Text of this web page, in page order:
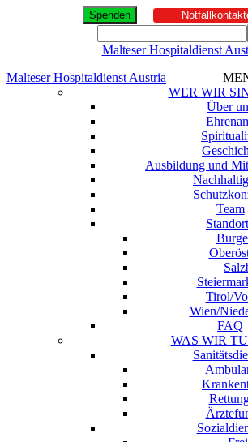
Spenden
Malteser Hospitaldienst
Malteser Hospitaldienst Austria
WER WIR
Über
Ausbildung und
Team
Tirol/
Wien/
FAQ
WAS WIR